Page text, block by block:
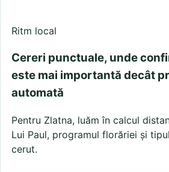
Ritm local
Cereri punctuale, unde
este mai importantă decât
automată
Pentru Zlatna, luăm în calcul
Lui Paul, programul florăriei și
cerut.